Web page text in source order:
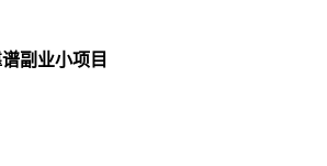
副业小项目